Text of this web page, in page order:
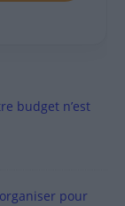
budget n’est
pour